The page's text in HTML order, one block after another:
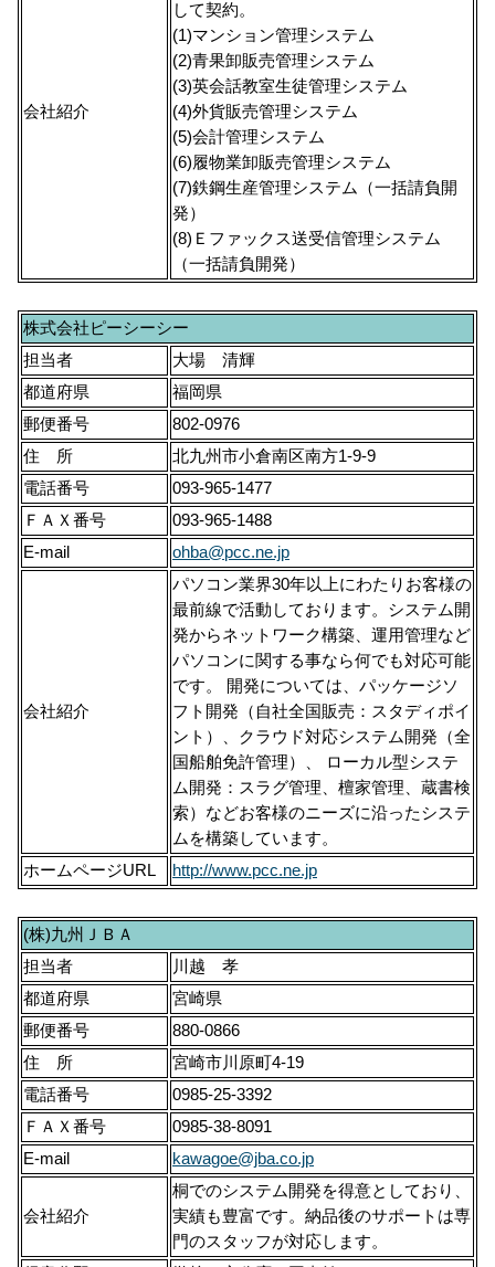
会社紹介
して契約。
(1)マンション管理システム
(2)青果卸販売管理システム
(3)英会話教室生徒管理システム
(4)外貨販売管理システム
(5)会計管理システム
(6)履物業卸販売管理システム
(7)鉄鋼生産管理システム（一括請負開
発）
(8)Ｅファックス送受信管理システム
（一括請負開発）
株式会社ピーシーシー
担当者
大場 清輝
都道府県
福岡県
郵便番号
802-0976
住 所
北九州市小倉南区南方1-9-9
電話番号
093-965-1477
ＦＡＸ番号
093-965-1488
E-mail
ohba@pcc.ne.jp
会社紹介
パソコン業界30年以上にわたりお客様の
最前線で活動しております。システム開
発からネットワーク構築、運用管理など
パソコンに関する事なら何でも対応可能
です。 開発については、パッケージソ
フト開発（自社全国販売：スタディポイ
ント）、クラウド対応システム開発（全
国船舶免許管理）、 ローカル型システ
ム開発：スラグ管理、檀家管理、蔵書検
索）などお客様のニーズに沿ったシステ
ムを構築しています。
ホームページURL
http://www.pcc.ne.jp
(株)九州ＪＢＡ
担当者
川越 孝
都道府県
宮崎県
郵便番号
880-0866
住 所
宮崎市川原町4-19
電話番号
0985-25-3392
ＦＡＸ番号
0985-38-8091
E-mail
kawagoe@jba.co.jp
会社紹介
桐でのシステム開発を得意としており、
実績も豊富です。納品後のサポートは専
門のスタッフが対応します。